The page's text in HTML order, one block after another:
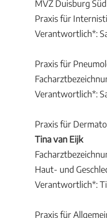
MVZ Duisburg
Praxis für
Verantwortlich*:
Praxis für
Verantwortlich*:
Praxis für
Tina van Eijk
Haut- und
Verantwortlich*:
Praxis für